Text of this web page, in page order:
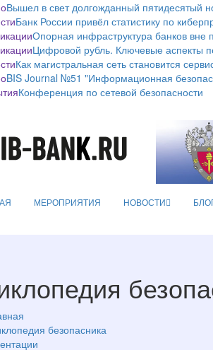
Вышел в свет долгожданный пятидесятый
Банк России привёл статистику по
Опорная инфраструктура банков вне
Цифровой рубль. Ключевые аспекты
Как магистральная сеть становится
BIS Journal №51 "Информационная
Конференция по сетевой безопасности
МЕРОПРИЯТИЯ НОВОСТИ
безопасника